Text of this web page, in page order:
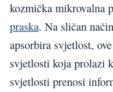
kozmička mikrovalna
praska. Na sličan
apsorbira svjetlost,
svjetlosti koja prolazi
svjetlosti prenosi